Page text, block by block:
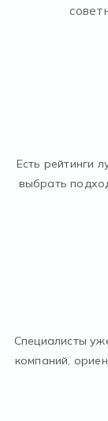
Есть рейтинги
выбрать
Специалисты
компаний,